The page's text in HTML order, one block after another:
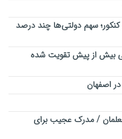
کنکور؛ سهم دولتی‌ها چند درصد
بیش از پیش تقویت شده
/ مدرک عجیب برای